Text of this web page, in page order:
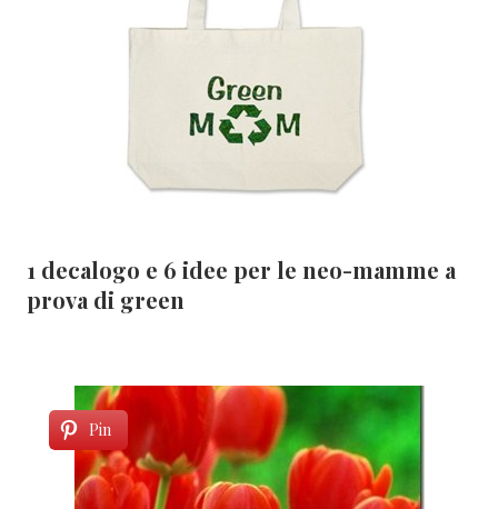
1 decalogo e 6 idee per le neo-mamme a
prova di green
Pin